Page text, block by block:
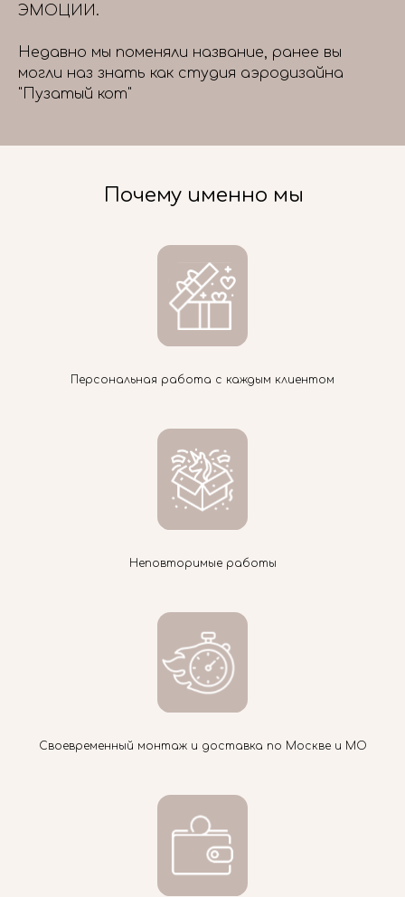
ЭМОЦИИ.
Недавно мы поменяли название, ранее вы
могли наз знать как студия аэродизайна
"Пузатый кот"
Почему именно мы
Персональная работа с каждым клиентом
Неповторимые работы
Своевременный монтаж и доставка по Москве и МО